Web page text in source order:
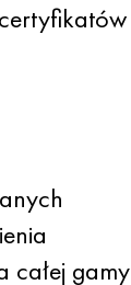
całej gamy